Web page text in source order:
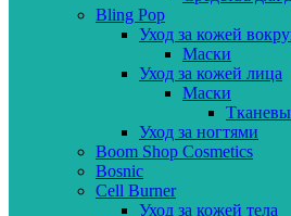
Bling Pop
Уход за кожей
Маски
Уход за кожей лица
Маски
Уход за ногтями
Boom Shop Cosmetics
Bosnic
Cell Burner
Уход за кожей тела